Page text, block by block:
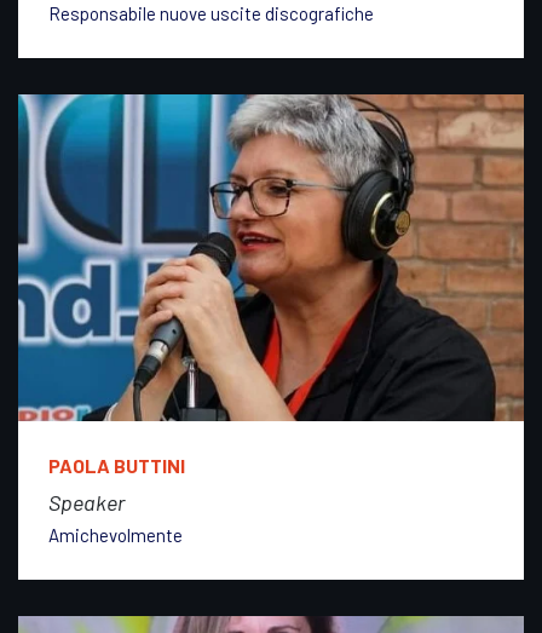
Responsabile nuove uscite discografiche
PAOLA BUTTINI
Speaker
Amichevolmente